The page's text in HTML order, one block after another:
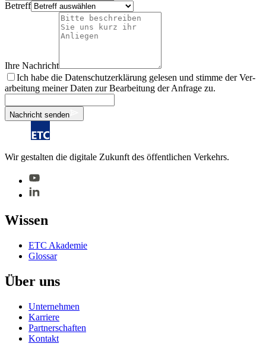
Be­treff
Ihre Nach­richt
Ich habe die Da­ten­schutz­er­klä­rung ge­le­sen und stim­me der Ver­
ar­bei­tung mei­ner Da­ten zur Be­ar­bei­tung der An­fra­ge zu.
Nachricht senden
Wir gestalten die digitale Zukunft des öffentlichen Verkehrs.
Wis­sen
ETC Aka­de­mie
Glos­sar
Über uns
Un­ter­neh­men
Kar­rie­re
Part­ner­schaf­ten
Kon­takt